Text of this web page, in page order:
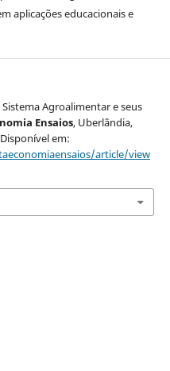
aplicações educacionais e
Sistema Agroalimentar e seus
Ensaios, Uberlândia,
em:
article/view